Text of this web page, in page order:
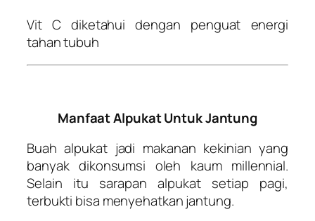
Vit C diketahui dengan penguat energi
tahan tubuh
Manfaat Alpukat Untuk Jantung
Buah alpukat jadi makanan kekinian yang
banyak dikonsumsi oleh kaum millennial.
Selain itu sarapan alpukat setiap pagi,
terbukti bisa menyehatkan jantung.